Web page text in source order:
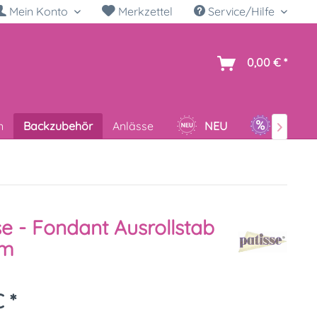
Mein Konto Merkzettel Service/Hilfe
0,00 € *
Backzubehör Anlässe NEU SALE

- Fondant Ausrollstab
*